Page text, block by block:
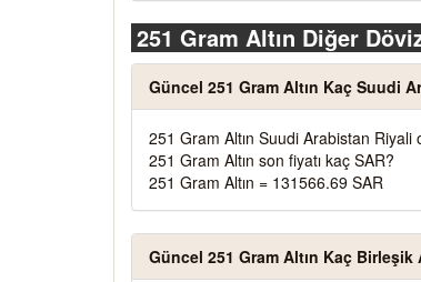
251 Gram Altın Diğer
Güncel 251 Gram Altın Kaç Suudi
251 Gram Altın Suudi Arabistan
251 Gram Altın son fiyatı kaç SAR?
251 Gram Altın = 131566.69 SAR
Güncel 251 Gram Altın Kaç